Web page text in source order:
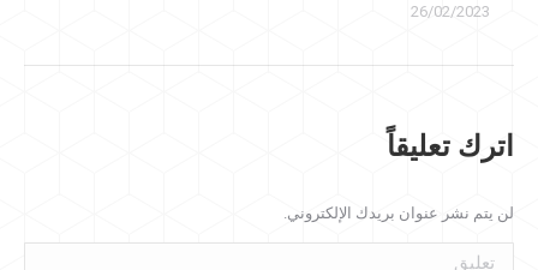
26/02/2023
اترك تعليقاً
لن يتم نشر عنوان بريدك الإلكتروني.
تعليق